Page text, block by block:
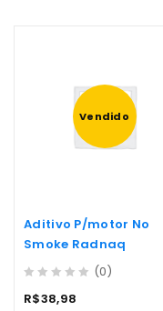
Vendido
Aditivo P/motor No
Smoke Radnaq
out
(0)
R$38,98